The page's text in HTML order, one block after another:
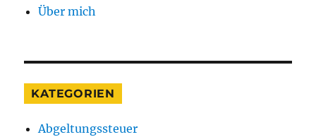
Über mich
KATEGORIEN
Abgeltungssteuer